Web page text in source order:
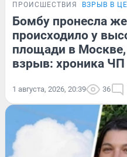
ПРОИСШЕСТВИЯ ВЗРЫВ В
Бомбу пронесла
происходило у
площади в Москве,
взрыв: хроника ЧП
1 августа, 2026, 20:39 36